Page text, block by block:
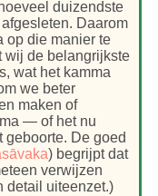
duizendste
Daarom
op die manier te
wij de belangrijkste
wat het kamma
we beter
maken of
— of het nu
De goed
) begrijpt dat
verwijzen
detail uiteenzet.)